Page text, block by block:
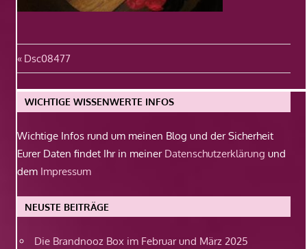
Beitragsnavigation
Vorheriger
Beitrag:
Dsc08477
WICHTIGE WISSENWERTE INFOS
Wichtige Infos rund um meinen Blog und der Sicherheit
Eurer Daten findet Ihr in meiner Datenschutzerklärung und
dem Impressum
NEUSTE BEITRÄGE
Die Brandnooz Box im Februar und März 2025